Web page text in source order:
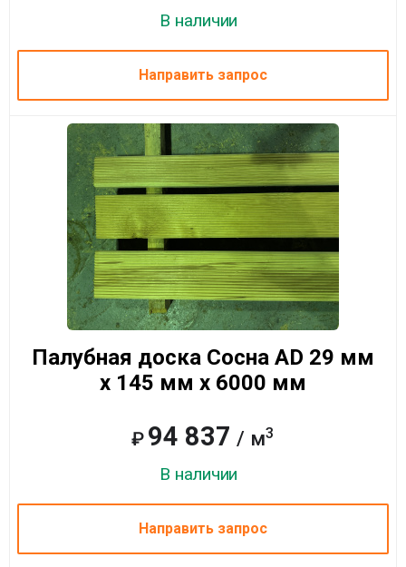
В наличии
Направить запрос
Палубная доска Сосна AD 29 мм
x 145 мм x 6000 мм
₽ 94 837 / м3
В наличии
Направить запрос